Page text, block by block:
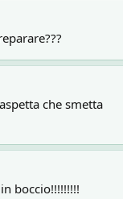
che smetta
boccio!!!!!!!!!